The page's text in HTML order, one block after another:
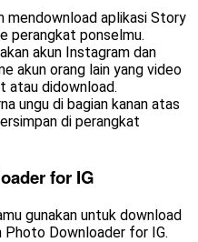
mendownload aplikasi Story
perangkat ponselmu.
akun Instagram dan
akun orang lain yang video
atau didownload.
ungu di bagian kanan atas
di perangkat
for IG
gunakan untuk download
Downloader for IG.